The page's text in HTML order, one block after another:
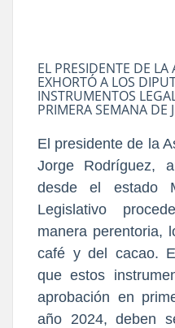
EL PRESIDENTE DE
EXHORTÓ A LOS
INSTRUMENTOS
PRIMERA SEMANA DE
El presidente de la
Jorge Rodríguez,
desde el estado
Legislativo
manera perentoria,
café y del cacao.
que estos
aprobación en
año 2024, deben